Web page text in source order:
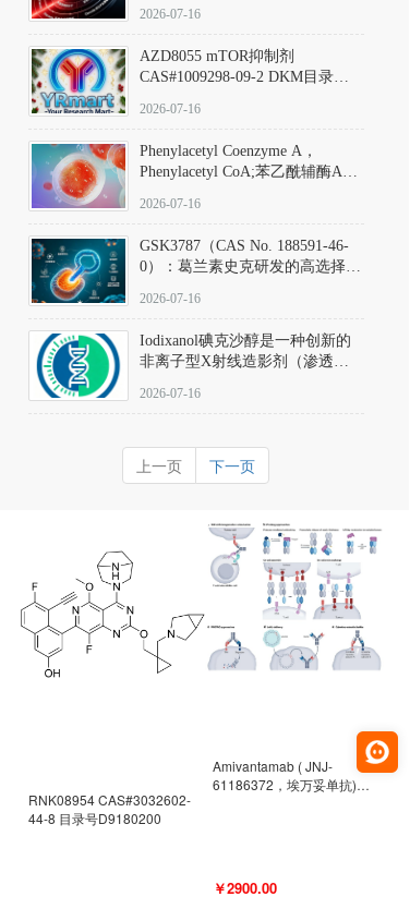
(Elironrasib)CAS#2641998-63-0
2026-07-16
AZD8055 mTOR抑制剂
CAS#1009298-09-2 DKM目录号
激酶抑制剂的深度剖析
2026-07-16
Phenylacetyl Coenzyme A，
Phenylacetyl CoA;苯乙酰辅酶A
2026-07-16
GSK3787（CAS No. 188591-46-
0）：葛兰素史克研发的高选择
抗剂，被广泛视为研究PPARδ核
受体生理功能、信号通路验证及
靶点药理机制的金标准化学探
针。
2026-07-16
Iodixanol碘克沙醇是一种创新的
非离子型X射线造影剂（渗透压
在血管内给药时与血浆等渗的临
号为92339-11-2
2026-07-16
上一页 下一页
RNK08954 CAS#3032602-
44-8 目录号D9180200
Amivantamab ( JNJ-
61186372，埃万妥单抗)
￥2900.00